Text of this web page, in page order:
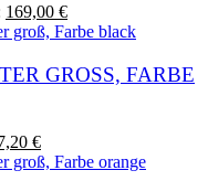
können
auf
Produktseite
169,00 €Aktueller
Preis
169,00 €.
Dieses
Produkt
mehrere
Varianten
können
GROSS, FARBE B
€Aktueller
Preis